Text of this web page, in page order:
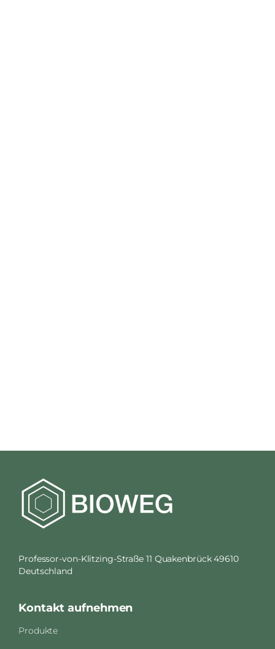
Professor-von-Klitzing-Straße 11 Quakenbrück 49610
Deutschland
Kontakt aufnehmen
Produkte